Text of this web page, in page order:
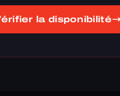
la disponibilité